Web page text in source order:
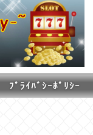
ﾌﾟﾗｲﾊﾞｼｰﾎﾟﾘｼｰ